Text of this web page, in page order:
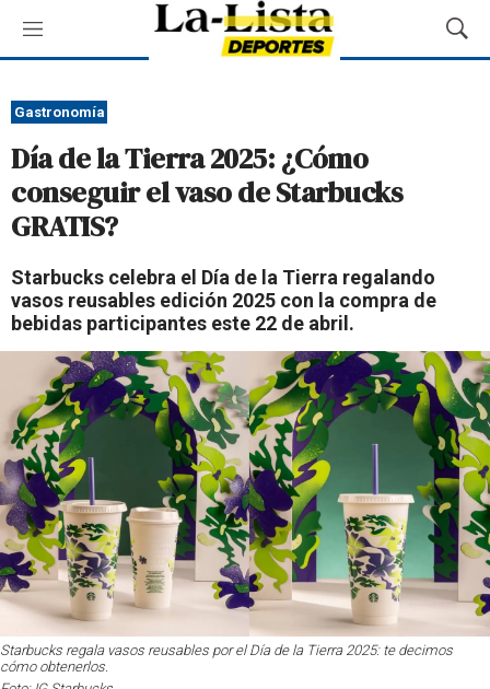
M
e
ú
M
o
a
Gastronomía
Día de la Tierra 2025: ¿Cómo
conseguir el vaso de Starbucks
GRATIS?
Starbucks celebra el Día de la Tierra regalando
vasos reusables edición 2025 con la compra de
bebidas participantes este 22 de abril.
Starbucks regala vasos reusables por el Día de la Tierra 2025: te decimos
cómo obtenerlos.